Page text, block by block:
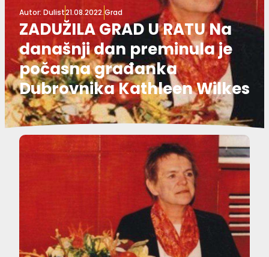
Autor: Dulist21.08.2022.Grad
ZADUŽILA GRAD U RATU Na
današnji dan preminula je
počasna građanka
Dubrovnika Kathleen Wilkes